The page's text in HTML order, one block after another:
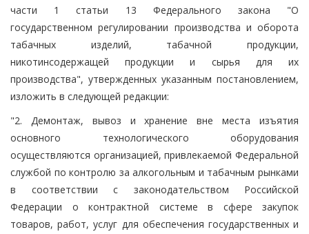
части 1 статьи 13 Федерального закона "О
государственном регулировании производства и оборота
табачных изделий, табачной продукции,
никотинсодержащей продукции и сырья для их
производства", утвержденных указанным постановлением,
изложить в следующей редакции:
"2. Демонтаж, вывоз и хранение вне места изъятия
основного технологического оборудования
осуществляются организацией, привлекаемой Федеральной
службой по контролю за алкогольным и табачным рынками
в соответствии с законодательством Российской
Федерации о контрактной системе в сфере закупок
товаров, работ, услуг для обеспечения государственных и